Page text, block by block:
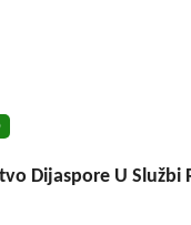
Dijaspore U Službi